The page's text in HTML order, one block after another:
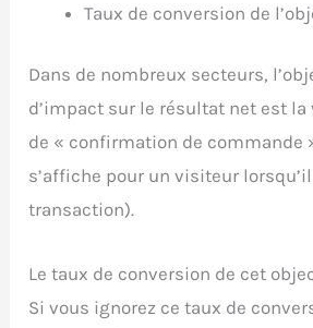
Taux de conversion de
Dans de nombreux secteurs,
d’impact sur le résultat net est la
de « confirmation de commande
s’affiche pour un visiteur
transaction).
Le taux de conversion de cet
Si vous ignorez ce taux de